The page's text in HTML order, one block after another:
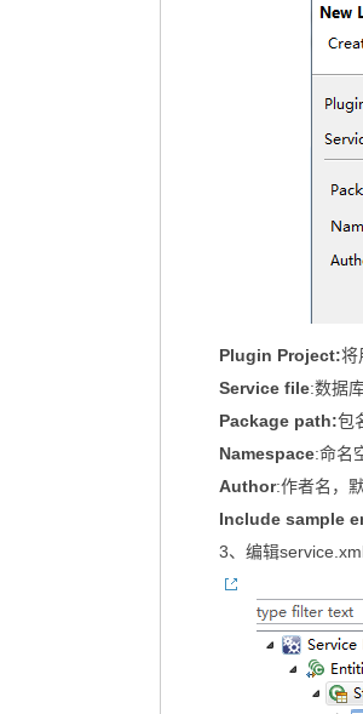
Plugin Project:将
Service file:数据
Package path:包
Namespace:命名
Author:作者名，
Include sample
3、编辑